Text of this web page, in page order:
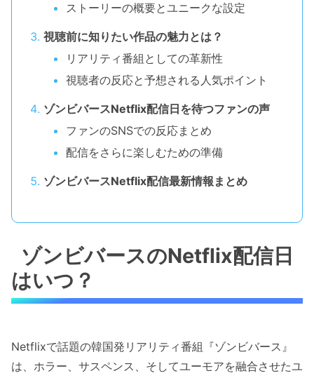
ストーリーの概要とユニークな設定
視聴前に知りたい作品の魅力とは？
リアリティ番組としての革新性
視聴者の反応と予想される人気ポイント
ゾンビバースNetflix配信日を待つファンの声
ファンのSNSでの反応まとめ
配信をさらに楽しむための準備
ゾンビバースNetflix配信最新情報まとめ
ゾンビバースのNetflix配信日
はいつ？
Netflixで話題の韓国発リアリティ番組『ゾンビバース』
は、ホラー、サスペンス、そしてユーモアを融合させたユ